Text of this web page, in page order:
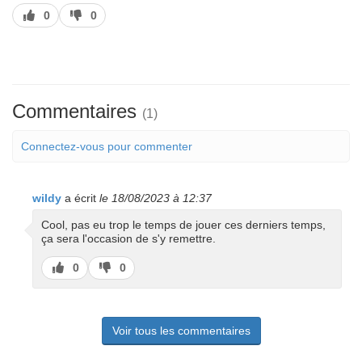
J’aime
0
J’aime
pas
0
Commentaires (1)
Connectez-vous pour commenter
wildy a écrit le 18/08/2023 à 12:37
Cool, pas eu trop le temps de jouer ces derniers temps,
ça sera l'occasion de s'y remettre.
J’aime
0
J’aime
pas
0
Voir tous les commentaires